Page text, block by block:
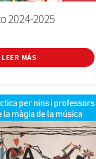
2024-2025
LEER MÁS